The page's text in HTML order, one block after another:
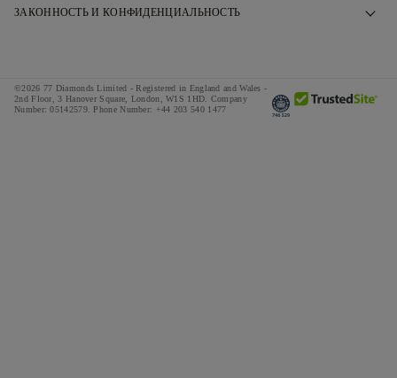
Правила и условия рассрочки
Наша История
Ответственный Поиск
ЗАКОННОСТЬ И КОНФИДЕНЦИАЛЬНОСТЬ
Пользовательское соглашение
©2026 77 Diamonds Limited - Registered in England and Wales -
2nd Floor, 3 Hanover Square, London, W1S 1HD. Company
Number:05142579. Phone Number: +44 203 540 1477